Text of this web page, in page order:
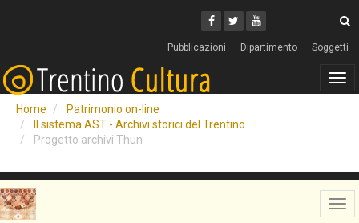
Facebook
Twitter
Youtube
Pubblicazioni Dipartimento Soggetti
Home
Patrimonio on-line
Il sistema AST - Archivi storici del Trentino
Progetto archivi Thun